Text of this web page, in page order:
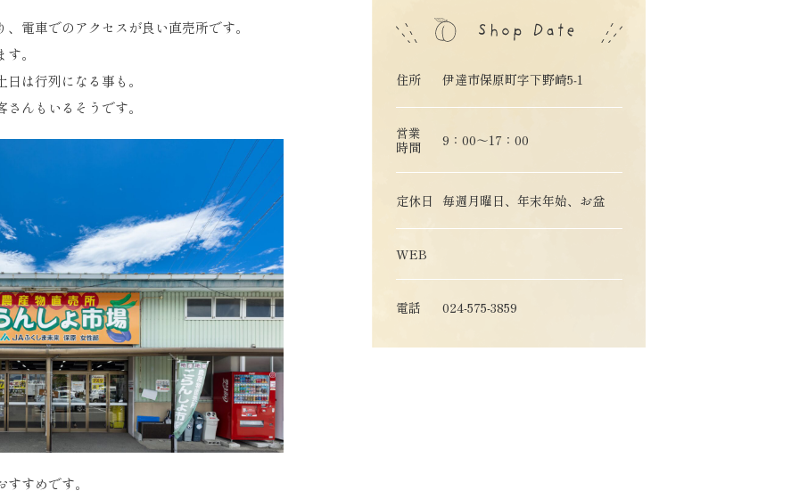
電車でのアクセスが良い直売所です。
。
は行列になる事も。
んもいるそうです。
すめです。
住所 伊達市保原町字下野崎5‐1
営業
時間
9：00～17：00
定休日 毎週月曜日、年末年始、お盆
WEB
電話 024-575-3859